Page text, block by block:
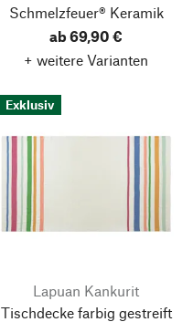
Schmelzfeuer® Keramik
ab 69,90 €
+ weitere Varianten
Exklusiv
Lapuan Kankurit
Tischdecke farbig gestreift